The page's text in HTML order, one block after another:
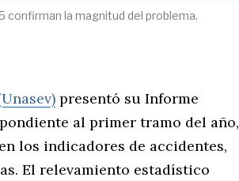
confirman la magnitud del problema.
presentó su Informe
al primer tramo del año,
los indicadores de accidentes,
El relevamiento estadístico